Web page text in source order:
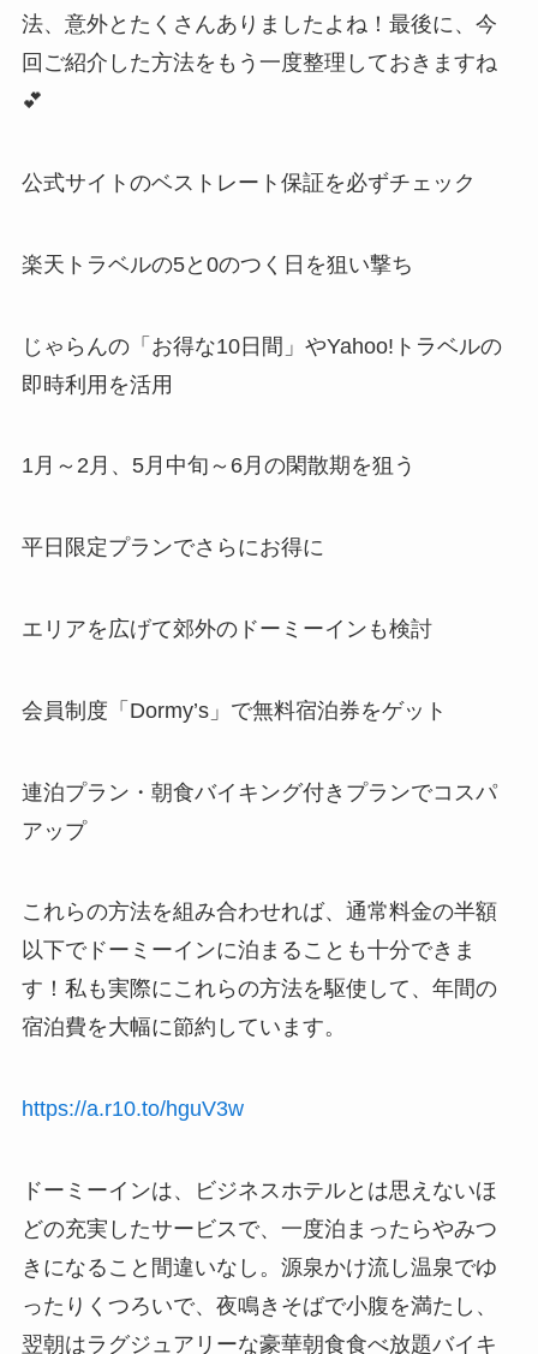
法、意外とたくさんありましたよね！最後に、今
回ご紹介した方法をもう一度整理しておきますね
💕
公式サイトのベストレート保証を必ずチェック
楽天トラベルの5と0のつく日を狙い撃ち
じゃらんの「お得な10日間」やYahoo!トラベルの
即時利用を活用
1月～2月、5月中旬～6月の閑散期を狙う
平日限定プランでさらにお得に
エリアを広げて郊外のドーミーインも検討
会員制度「Dormy’s」で無料宿泊券をゲット
連泊プラン・朝食バイキング付きプランでコスパ
アップ
これらの方法を組み合わせれば、通常料金の半額
以下でドーミーインに泊まることも十分できま
す！私も実際にこれらの方法を駆使して、年間の
宿泊費を大幅に節約しています。
https://a.r10.to/hguV3w
ドーミーインは、ビジネスホテルとは思えないほ
どの充実したサービスで、一度泊まったらやみつ
きになること間違いなし。源泉かけ流し温泉でゆ
ったりくつろいで、夜鳴きそばで小腹を満たし、
翌朝はラグジュアリーな豪華朝食食べ放題バイキ